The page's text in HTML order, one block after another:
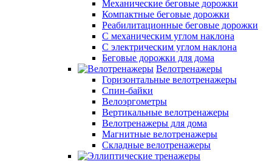
Механические беговые дорожки
Компактные беговые дорожки
Реабилитационные беговые дорожки
С механическим углом наклона
С электрическим углом наклона
Беговые дорожки для дома
Велотренажеры
Горизонтальные велотренажеры
Спин-байки
Велоэргометры
Вертикальные велотренажеры
Велотренажеры для дома
Магнитные велотренажеры
Складные велотренажеры